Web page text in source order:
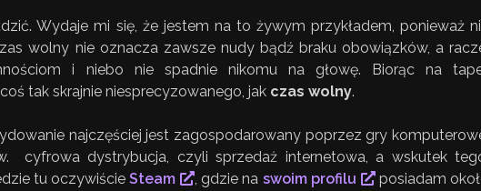
Wydaje mi się, że jestem na to żywym przykładem, ponieważ
wolny nie oznacza zawsze nudy bądź braku obowiązków, a
i niebo nie spadnie nikomu na głowę. Biorąc na
tak skrajnie niesprecyzowanego, jak czas wolny.
najczęściej jest zagospodarowany poprzez gry
cyfrowa dystrybucja, czyli sprzedaż internetowa, a wskutek
tu oczywiścieSteam , gdzie na swoim profilu
posiadam